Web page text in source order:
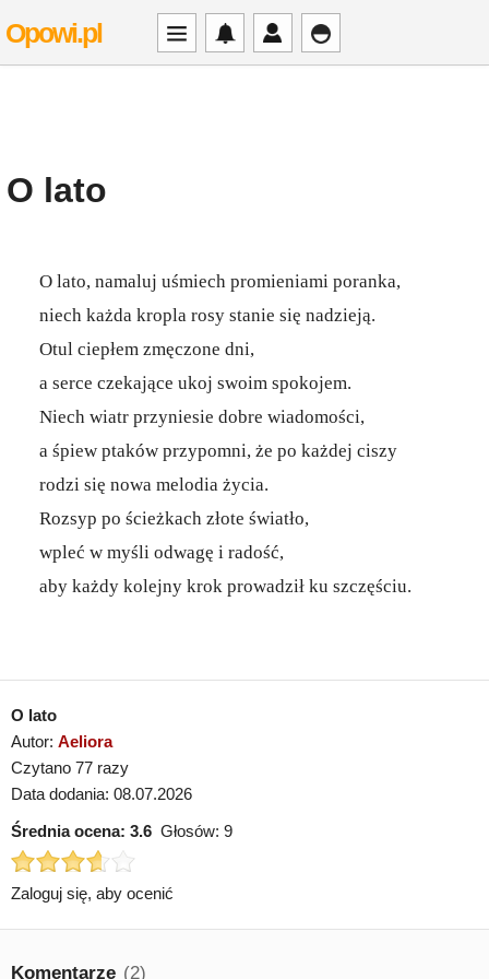
Opowi.pl
O lato
O lato, namaluj uśmiech promieniami poranka,
niech każda kropla rosy stanie się nadzieją.
Otul ciepłem zmęczone dni,
a serce czekające ukoj swoim spokojem.
Niech wiatr przyniesie dobre wiadomości,
a śpiew ptaków przypomni, że po każdej ciszy
rodzi się nowa melodia życia.
Rozsyp po ścieżkach złote światło,
wpleć w myśli odwagę i radość,
aby każdy kolejny krok prowadził ku szczęściu.
O lato
Autor: Aeliora
Czytano 77 razy
Data dodania: 08.07.2026
Średnia ocena: 3.6 Głosów: 9
Zaloguj się, aby ocenić
Komentarze (2)